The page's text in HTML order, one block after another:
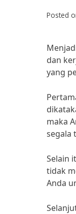
Posted
dan
yang
maka
segala
Selain
tidak
Anda